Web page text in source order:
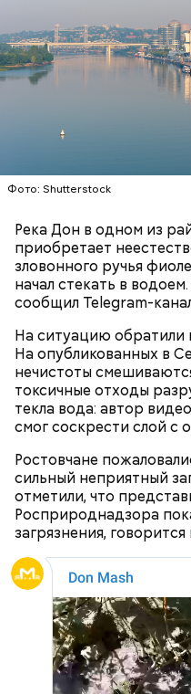
Фото: Shutterstock
Река Дон в одном из
приобретает
зловонного ручья
начал стекать в
сообщил Telegram-
На ситуацию обратили
На опубликованных в
нечистоты
токсичные отходы
текла вода: автор
смог соскрести слой с
Ростовчане
сильный неприятный
отметили, что
Росприроднадзора
загрязнения, говорится
Как идет
Вскоре в качестве
убийстве спортсмена
знакомого Надырхана
признал вину и
совершил
которого застрелил
Долгое время образ
вызывал вопросов ни у
госпитализация
Врачи обнаружили в
противопоказанные
Этот факт
органы, ведь на
проблемы со
финансирование. В
было возбуждено
«Причинение тяжкого
Подозреваемая / Фото: Соцсети